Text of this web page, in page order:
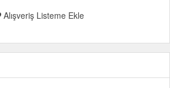
Alışveriş Listeme Ekle